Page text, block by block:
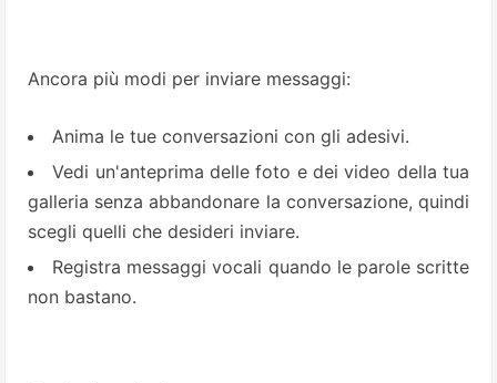
Ancora più modi per inviare messaggi:
Anima le tue conversazioni con gli adesivi.
Vedi un'anteprima delle foto e dei video della tua
galleria senza abbandonare la conversazione, quindi
scegli quelli che desideri inviare.
Registra messaggi vocali quando le parole scritte
non bastano.